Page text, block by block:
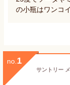
の小瓶はワンコ
no. 1